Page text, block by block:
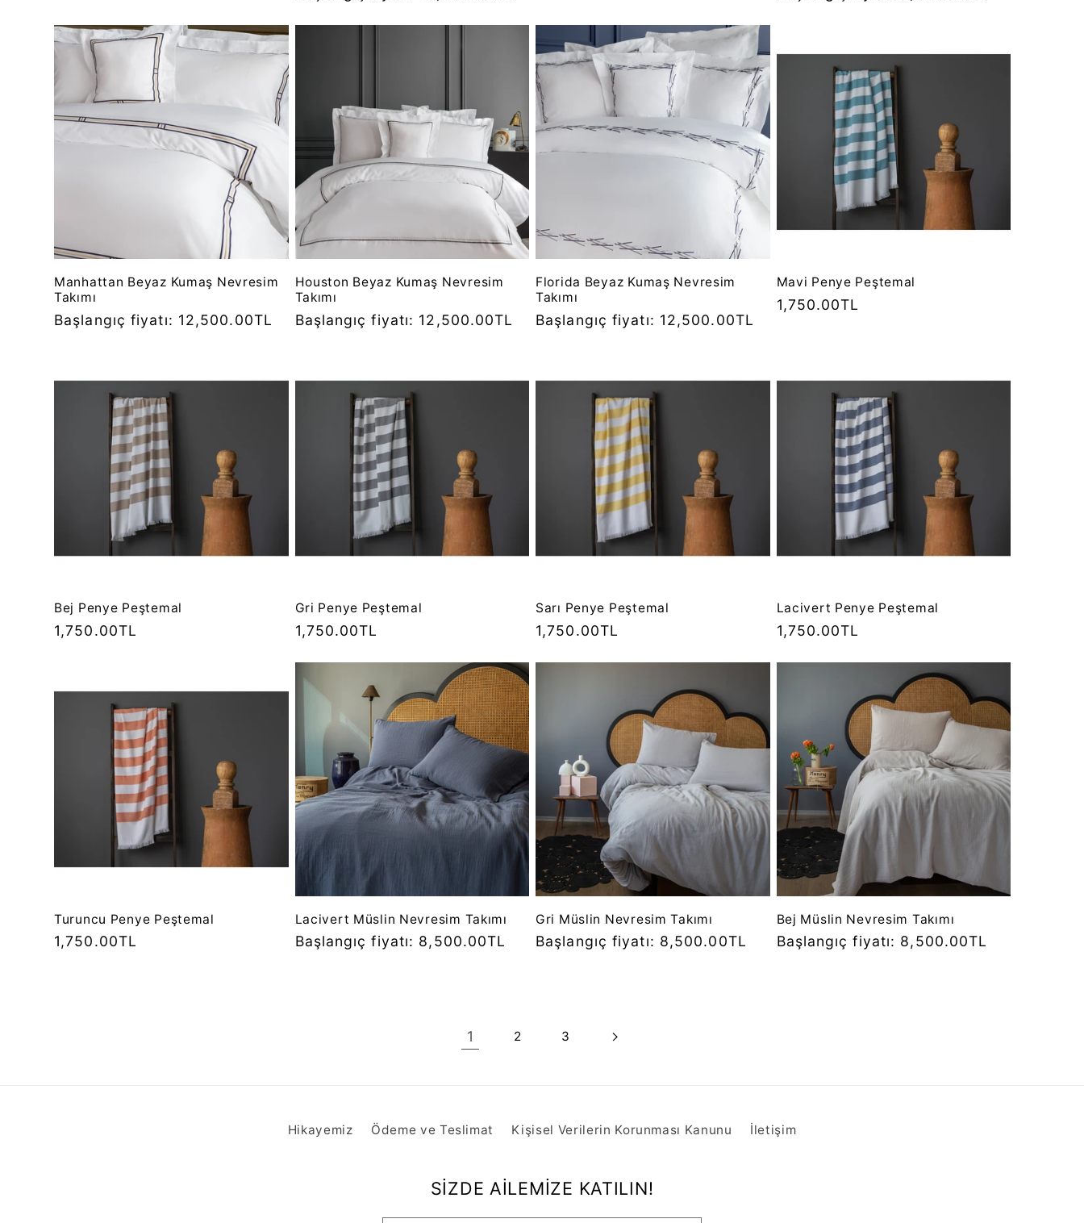
Manhattan Beyaz Kumaş Nevresim
Takımı
Normal
Başlangıç fiyatı: 12,500.00TL
Houston Beyaz Kumaş Nevresim
Takımı
Normal
Başlangıç fiyatı: 12,500.00TL
Florida Beyaz Kumaş Nevresim
Takımı
Normal
Başlangıç fiyatı: 12,500.00TL
Mavi Penye Peştemal
Normal
1,750.00TL
Bej Penye Peştemal
Normal
1,750.00TL
Gri Penye Peştemal
Normal
1,750.00TL
Sarı Penye Peştemal
Normal
1,750.00TL
Lacivert Penye Peştemal
Normal
1,750.00TL
Turuncu Penye Peştemal
Normal
1,750.00TL
Lacivert Müslin Nevresim Takımı
Normal
Başlangıç fiyatı: 8,500.00TL
Gri Müslin Nevresim Takımı
Normal
Başlangıç fiyatı: 8,500.00TL
Bej Müslin Nevresim Takımı
Normal
Başlangıç fiyatı: 8,500.00TL
1 2 3
Hikayemiz Ödeme ve Teslimat Kişisel Verilerin Korunması Kanunu İletişim
SİZDE AİLEMİZE KATILIN!